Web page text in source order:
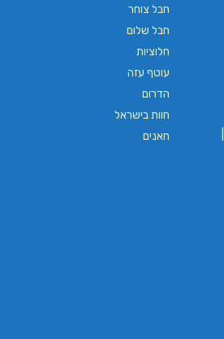
חבל צוחר
חבל שלום
חלוציות
עוטף עזה
הדרום
חוות בישראל
חאנים